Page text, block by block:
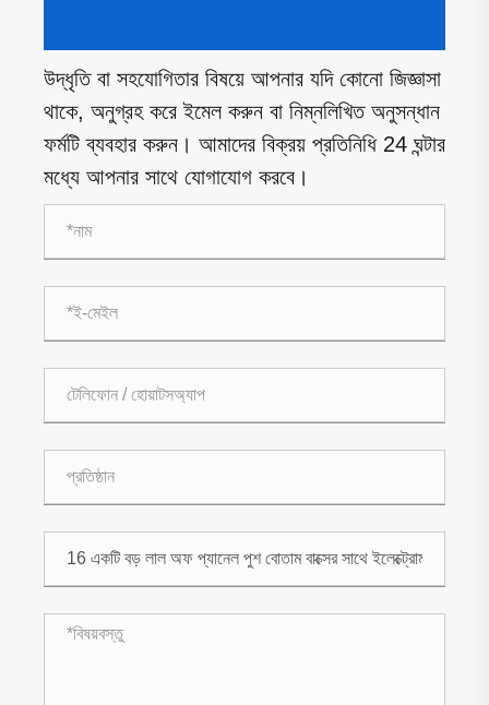
উদ্ধৃতি বা সহযোগিতার বিষয়ে আপনার যদি কোনো জিজ্ঞাসা
থাকে, অনুগ্রহ করে ইমেল করুন বা নিম্নলিখিত অনুসন্ধান
ফর্মটি ব্যবহার করুন। আমাদের বিক্রয় প্রতিনিধি 24 ঘন্টার
মধ্যে আপনার সাথে যোগাযোগ করবে।